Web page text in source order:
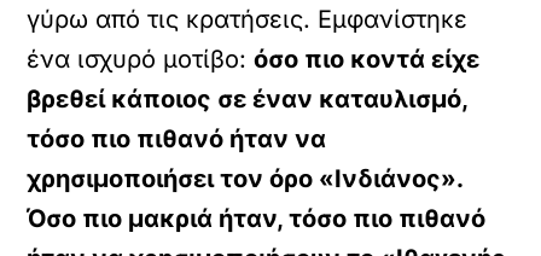
γύρω από τις κρατήσεις. Εμφανίστηκε
ένα ισχυρό μοτίβο:όσο πιο κοντά είχε
βρεθεί κάποιος σε έναν καταυλισμό,
τόσο πιο πιθανό ήταν να
χρησιμοποιήσει τον όρο «Ινδιάνος».
Όσο πιο μακριά ήταν, τόσο πιο πιθανό